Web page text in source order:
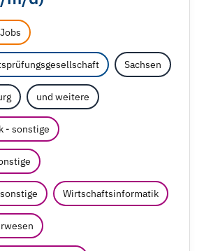
Sachsen
und weitere
- sonstige
Wirtschaftsinformatik